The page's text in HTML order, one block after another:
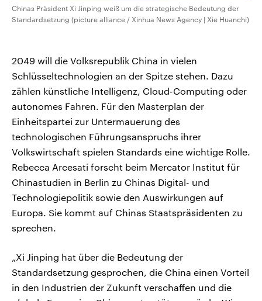
Chinas Präsident Xi Jinping weiß um die strategische Bedeutung der
Standardsetzung (picture alliance / Xinhua News Agency | Xie Huanchi)
2049 will die Volksrepublik China in vielen
Schlüsseltechnologien an der Spitze stehen. Dazu
zählen künstliche Intelligenz, Cloud-Computing oder
autonomes Fahren. Für den Masterplan der
Einheitspartei zur Untermauerung des
technologischen Führungsanspruchs ihrer
Volkswirtschaft spielen Standards eine wichtige Rolle.
Rebecca Arcesati forscht beim Mercator Institut für
Chinastudien in Berlin zu Chinas Digital- und
Technologiepolitik sowie den Auswirkungen auf
Europa. Sie kommt auf Chinas Staatspräsidenten zu
sprechen.
„Xi Jinping hat über die Bedeutung der
Standardsetzung gesprochen, die China einen Vorteil
in den Industrien der Zukunft verschaffen und die